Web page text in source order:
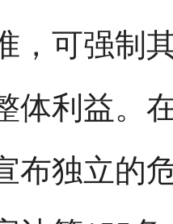
，可强制
体利益。
布独立的